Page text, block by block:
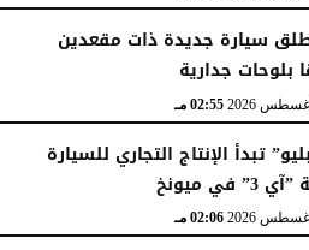
سيارة جديدة ذات مقعدين
بلوحات جدارية
02:55 مـ
تبدأ الإنتاج التجاري للسيارة
في ميونخ
02:06 مـ